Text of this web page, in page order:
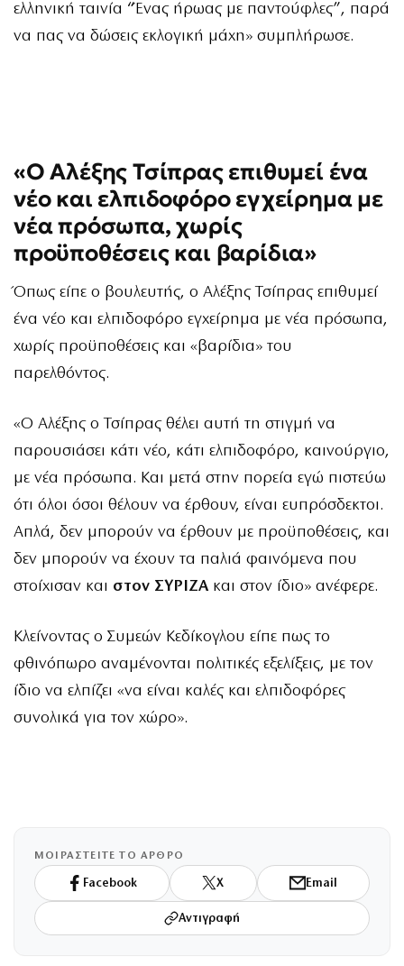
ελληνική ταινία “Ένας ήρωας με παντούφλες”, παρά
να πας να δώσεις εκλογική μάχη» συμπλήρωσε.
«Ο Αλέξης Τσίπρας επιθυμεί ένα
νέο και ελπιδοφόρο εγχείρημα με
νέα πρόσωπα, χωρίς
προϋποθέσεις και βαρίδια»
Όπως είπε ο βουλευτής, ο Αλέξης Τσίπρας επιθυμεί
ένα νέο και ελπιδοφόρο εγχείρημα με νέα πρόσωπα,
χωρίς προϋποθέσεις και «βαρίδια» του
παρελθόντος.
«Ο Αλέξης ο Τσίπρας θέλει αυτή τη στιγμή να
παρουσιάσει κάτι νέο, κάτι ελπιδοφόρο, καινούργιο,
με νέα πρόσωπα. Και μετά στην πορεία εγώ πιστεύω
ότι όλοι όσοι θέλουν να έρθουν, είναι ευπρόσδεκτοι.
Απλά, δεν μπορούν να έρθουν με προϋποθέσεις, και
δεν μπορούν να έχουν τα παλιά φαινόμενα που
στοίχισαν και στον ΣΥΡΙΖΑ και στον ίδιο» ανέφερε.
Κλείνοντας ο Συμεών Κεδίκογλου είπε πως το
φθινόπωρο αναμένονται πολιτικές εξελίξεις, με τον
ίδιο να ελπίζει «να είναι καλές και ελπιδοφόρες
συνολικά για τον χώρο».
ΜΟΙΡΑΣΤΕΙΤΕ ΤΟ ΑΡΘΡΟ
Facebook X Email
Αντιγραφή